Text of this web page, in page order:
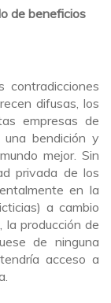
de beneficios
contradicciones
difusas, los
empresas de
bendición y
mejor. Sin
privada de los
en la
a cambio
la producción de
de ninguna
acceso a